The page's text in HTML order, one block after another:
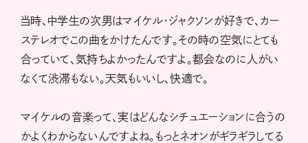
当時、中学生の次男はマイケル・ジャクソンが好きで、カー
ステレオでこの曲をかけたんです。その時の空気にとても
合っていて、気持ちよかったんですよ。都会なのに人がい
なくて渋滞もない。天気もいいし、快適で。
マイケルの音楽って、実はどんなシチュエーションに合うの
かよくわからないんですよね。もっとネオンがギラギラしてる